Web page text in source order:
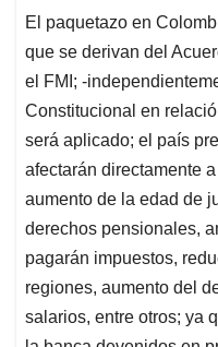
El paquetazo en
que se derivan del
el FMI; -
Constitucional en
será aplicado; el país
afectarán directamente
aumento de la edad de
derechos pensionales,
pagarán impuestos,
regiones, aumento del
salarios, entre otros; ya